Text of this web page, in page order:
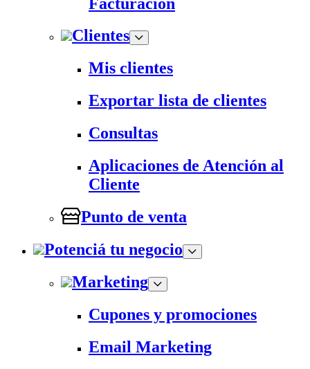
Clientes
Mis clientes
Exportar lista de clientes
Consultas
Aplicaciones de Atención al
Cliente
Punto de venta
Potenciá tu negocio
Marketing
Cupones y promociones
Email Marketing